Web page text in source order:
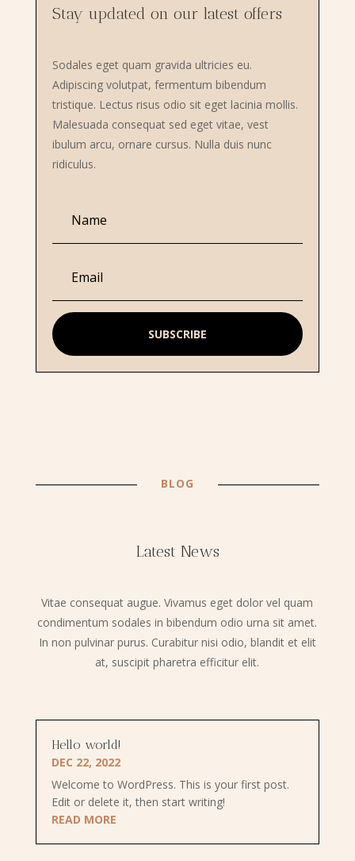
Stay updated on our latest offers
Sodales eget quam gravida ultricies eu.
Adipiscing volutpat, fermentum bibendum
tristique. Lectus risus odio sit eget lacinia mollis.
Malesuada consequat sed eget vitae, vest
ibulum arcu, ornare cursus. Nulla duis nunc
ridiculus.
SUBSCRIBE
BLOG
Latest News
Vitae consequat augue. Vivamus eget dolor vel quam
condimentum sodales in bibendum odio urna sit amet.
In non pulvinar purus. Curabitur nisi odio, blandit et elit
at, suscipit pharetra efficitur elit.
Hello world!
DEC 22, 2022
Welcome to WordPress. This is your first post.
Edit or delete it, then start writing!
READ MORE